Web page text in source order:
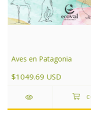
Aves en Patagonia
$1049.69 USD